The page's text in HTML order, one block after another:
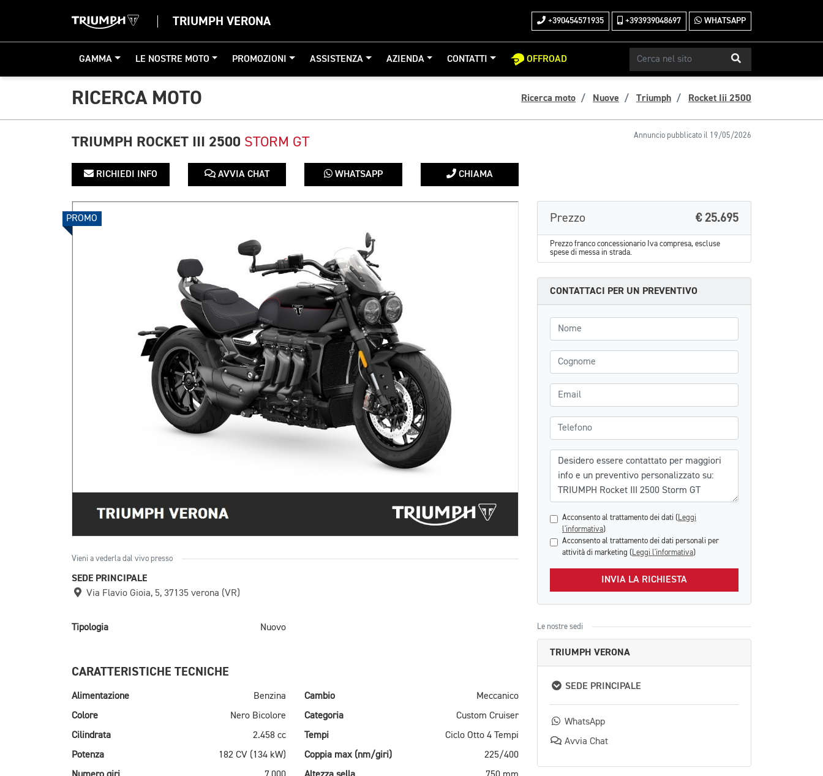
TRIUMPH VERONA +390454571935 +393939048697 WHATSAPP
GAMMA LE NOSTRE MOTO PROMOZIONI ASSISTENZA AZIENDA CONTATTI OFFROAD
RICERCA MOTO Ricerca moto Nuove Triumph Rocket Iii 2500
Annuncio pubblicato il 19/05/2026
TRIUMPH ROCKET III 2500 STORM GT
RICHIEDI INFO AVVIA CHAT WHATSAPP CHIAMA
PROMO
Vieni a vederla dal vivo presso
SEDE PRINCIPALE
Via Flavio Gioia, 5, 37135 verona (VR)
Tipologia Nuovo
CARATTERISTICHE TECNICHE
Alimentazione Benzina Cambio
Meccanico
Colore
Nero Bicolore Categoria
Custom Cruiser
Cilindrata
2.458 cc Tempi
Ciclo Otto 4 Tempi
Potenza
182 CV (134 kW) Coppia max (nm/giri)
225/400
Prezzo € 25.695
Prezzo franco concessionario Iva compresa, escluse
spese di messa in strada.
CONTATTACI PER UN PREVENTIVO
Nome
Cognome
Email
Telefono
Messaggio
Acconsento al trattamento dei dati ( Leggi
l'informativa)
Acconsento al trattamento dei dati personali per
attività di marketing ( Leggi l'informativa)
INVIA LA RICHIESTA
Le nostre sedi
TRIUMPH VERONA
SEDE PRINCIPALE
WhatsApp
Avvia Chat